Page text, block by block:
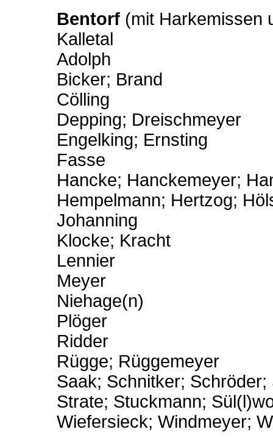
Bentorf (mit Harkemissen
Kalletal
Adolph
Bicker; Brand
Cölling
Depping; Dreischmeyer
Engelking; Ernsting
Fasse
Hancke; Hanckemeyer;
Hempelmann; Hertzog;
Johanning
Klocke; Kracht
Lennier
Meyer
Niehage(n)
Plöger
Ridder
Rügge; Rüggemeyer
Saak; Schnitker;
Strate; Stuckmann;
Wiefersieck; Windmeyer;